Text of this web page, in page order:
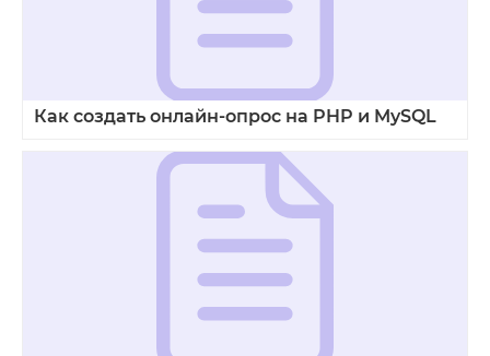
Как создать онлайн‑опрос на PHP и MySQL